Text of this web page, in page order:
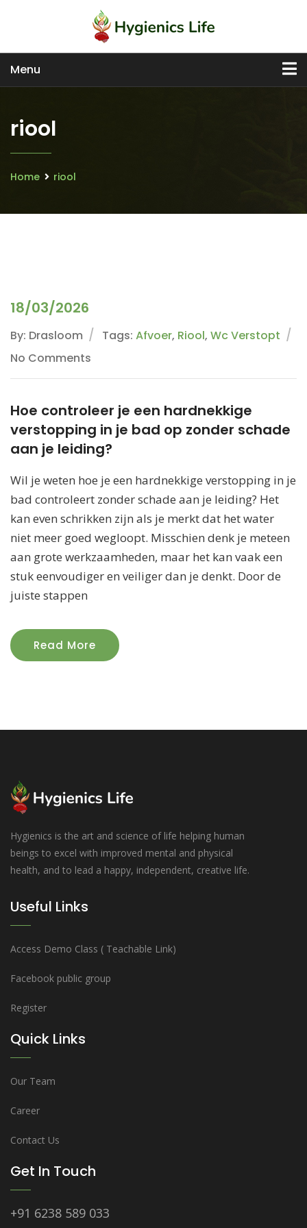
Menu
riool
Home riool
18/03/2026
By: Drasloom Tags: Afvoer, Riool, Wc Verstopt
No Comments
Hoe controleer je een hardnekkige
verstopping in je bad op zonder schade
aan je leiding?
Wil je weten hoe je een hardnekkige verstopping in je
bad controleert zonder schade aan je leiding? Het
kan even schrikken zijn als je merkt dat het water
niet meer goed wegloopt.​ Misschien denk je meteen
aan grote werkzaamheden, maar het kan vaak een
stuk eenvoudiger en veiliger dan je denkt.​ Door de
juiste stappen
Read More
Hygienics is the art and science of life helping human
beings to excel with improved mental and physical
health, and to lead a happy, independent, creative life.
Useful Links
Access Demo Class ( Teachable Link)
Facebook public group
Register
Quick Links
Our Team
Career
Contact Us
Get In Touch
+91 6238 589 033